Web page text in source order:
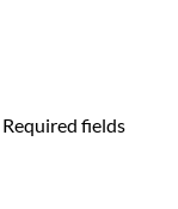
Required fields